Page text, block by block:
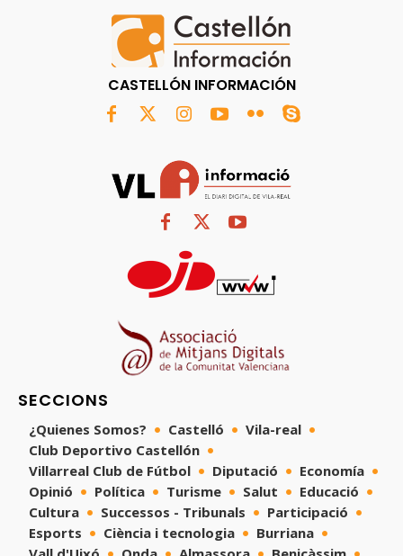
CASTELLÓN INFORMACIÓN
SECCIONS
¿Quienes Somos? Castelló
Vila-real
Club Deportivo Castellón
Villarreal Club de Fútbol
Diputació
Economía
Opinió
Política Turisme Salut
Educació
Cultura
Successos - Tribunals
Participació
Esports
Ciència i tecnologia
Burriana